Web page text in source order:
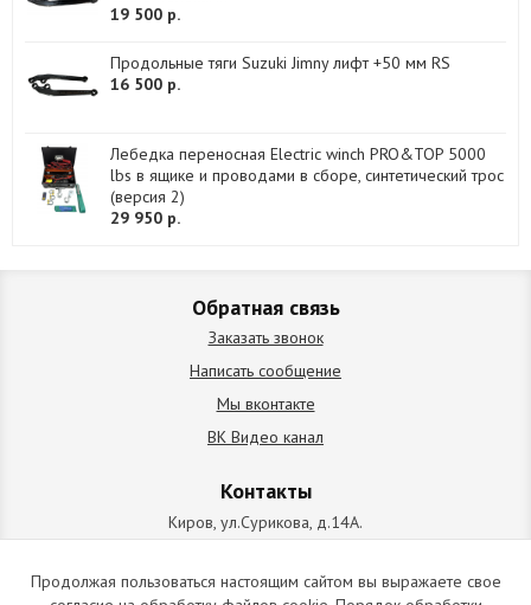
19 500 р.
Продольные тяги Suzuki Jimny лифт +50 мм RS
16 500 р.
Лебедка переносная Electric winch PRO&TOP 5000
lbs в ящике и проводами в сборе, синтетический трос
(версия 2)
29 950 р.
Обратная связь
Заказать звонок
Написать сообщение
Мы вконтакте
ВК Видео канал
Контакты
Киров, ул.Сурикова, д.14А.
схема проезда
+7 (912) 827-92-55
Продолжая пользоваться настоящим сайтом вы выражаете свое